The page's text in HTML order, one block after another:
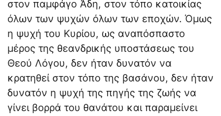
στον παμφάγο Άδη, στον τόπο κατοικίας
όλων των ψυχών όλων των εποχών. Όμως
η ψυχή του Κυρίου, ως αναπόσπαστο
μέρος της θεανδρικής υποστάσεως του
Θεού Λόγου, δεν ήταν δυνατόν να
κρατηθεί στον τόπο της βασάνου, δεν ήταν
δυνατόν η ψυχή της πηγής της ζωής να
γίνει βορρά του θανάτου και παραμείνει